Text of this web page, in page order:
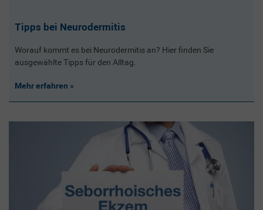
Tipps bei Neurodermitis
Worauf kommt es bei Neurodermitis an? Hier finden Sie
ausgewählte Tipps für den Alltag.
Mehr erfahren